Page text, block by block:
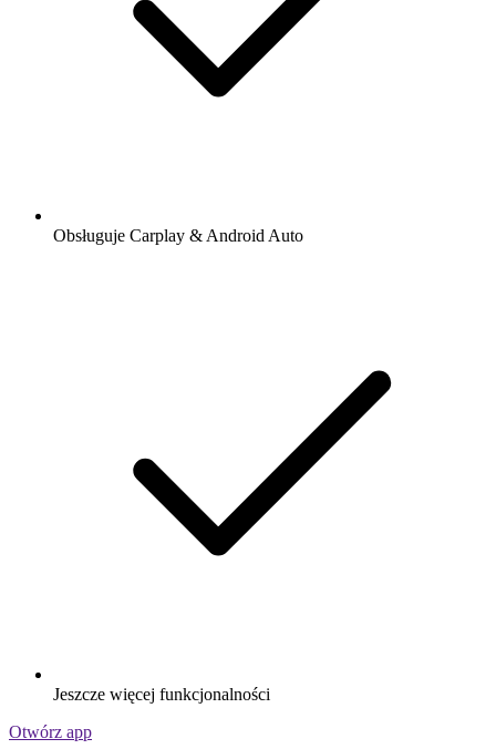
Obsługuje Carplay & Android Auto
Jeszcze więcej funkcjonalności
Otwórz app